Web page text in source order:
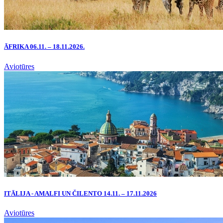
ĀFRIKA 06.11. – 18.11.2026.
Aviotūres
ITĀLIJA - AMALFI UN ČILENTO 14.11. – 17.11.2026
Aviotūres